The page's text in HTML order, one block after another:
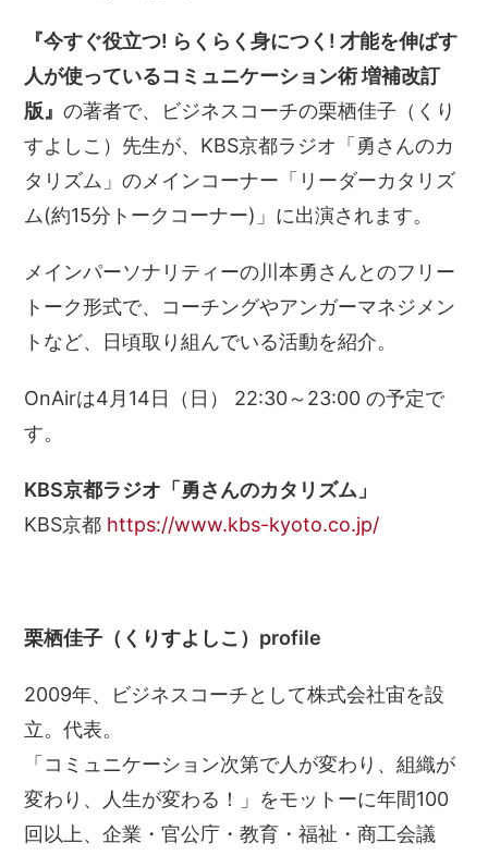
『今すぐ役立つ! らくらく身につく! 才能を伸ばす
人が使っているコミュニケーション術 増補改訂
版』の著者で、ビジネスコーチの栗栖佳子（くり
すよしこ）先生が、KBS京都ラジオ「勇さんのカ
タリズム」のメインコーナー「リーダーカタリズ
ム(約15分トークコーナー)」に出演されます。
メインパーソナリティーの川本勇さんとのフリー
トーク形式で、コーチングやアンガーマネジメン
トなど、日頃取り組んでいる活動を紹介。
OnAirは4月14日（日） 22:30～23:00 の予定で
す。
KBS京都ラジオ「勇さんのカタリズム」
KBS京都 https://www.kbs-kyoto.co.jp/
栗栖佳子（くりすよしこ）profile
2009年、ビジネスコーチとして株式会社宙を設
立。代表。
「コミュニケーション次第で人が変わり、組織が
変わり、人生が変わる！」をモットーに年間100
回以上、企業・官公庁・教育・福祉・商工会議